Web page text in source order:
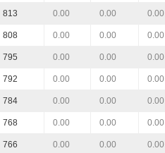
813 0.00 0.00 0.00
808 0.00 0.00 0.00
795 0.00 0.00 0.00
792 0.00 0.00 0.00
784 0.00 0.00 0.00
768 0.00 0.00 0.00
766 0.00 0.00 0.00